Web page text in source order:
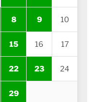
8 9 10
15 16 17
22 23 24
29